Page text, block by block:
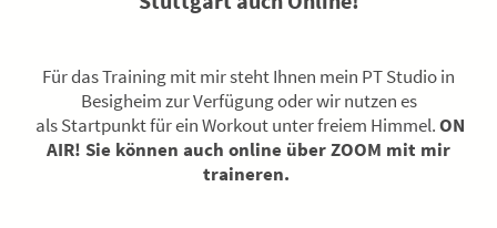
Für das Training mit mir steht Ihnen mein PT Studio in
Besigheim zur Verfügung oder wir nutzen es
als Startpunkt fürein Workoutunter freiem Himmel.ON
AIR! Sie können auch online über ZOOM mit mir
traineren.